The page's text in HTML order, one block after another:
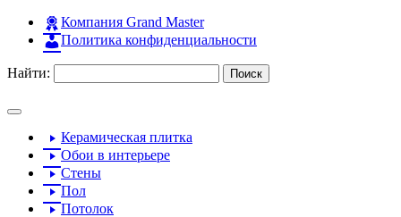
Компания Grand Master
Политика конфиденциальности
Найти:
Керамическая плитка
Обои в интерьере
Стены
Пол
Потолок